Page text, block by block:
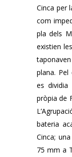
Cinca per
com
pla dels
existien
plana. Pel
es dividia
pròpia de
bateria
Cinca;
75 mm a